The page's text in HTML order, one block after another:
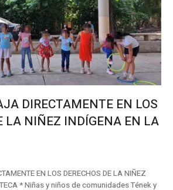
DIRECTAMENTE EN LOS
LA NIÑEZ INDÍGENA EN LA
EN LOS DERECHOS DE LA NIÑEZ
Tének y